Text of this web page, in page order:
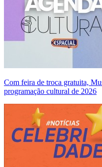
Com feira de troca gratuita,
programação cultural de 2026